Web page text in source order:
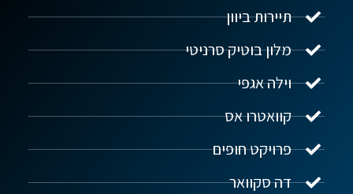
תיירות ביוון
מלון בוטיק סרניטי
וילה אגפי
קוואטרו אס
פרויקט חופים
דה סקוואר
נדל"ן ביוון G.R.E
שלום! איך אפשר לעזור?